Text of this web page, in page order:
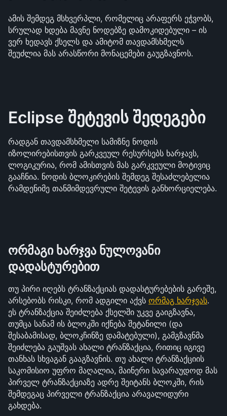
ამის შემდეგ მსხვერპლი, რომელიც არაფერს ეჭვობს,
სრულად ხდება მავნე ნოდებზე დამოკიდებული – ის
ვერ ხედავს ქსელს და ამიტომ თავდამსხმელს
შეუძლია მას არასწორი მონაცემები გაუგზავნოს.
Eclipse შეტევის შედეგები
რადგან თავდამსხმელი სამიზნე ნოდის
იზოლირებისთვის გარკვეულ რესურსებს ხარჯავს,
ლოგიკურია, რომ ამისთვის მას გარკვეული მოტივიც
გააჩნია. ნოდის ბლოკირების შემდეგ შესაძლებელია
რამდენიმე თანმიმდევრული შეტევის განხორციელება.
ორმაგი ხარჯვა ნულოვანი
დადასტურებით
თუ პირი იღებს ტრანზაქციას დადასტურებების გარეშე,
არსებობს რისკი, რომ ადგილი აქვს ორმაგ ხარჯვას.
ეს ტრანზაქცია შეიძლება ქსელში უკვე გაიგზავნა,
თუმცა სანამ ის ბლოკში იქნება შეტანილი (და
შესაბამისად, ბლოკჩინზე დამატებული), გამგზავნმა
შეიძლება გაუშვას ახალი ტრანზაქცია, რითიც იგივე
თანხას სხვაგან გააგზავნის. თუ ახალი ტრანზაქციის
საკომისიო უფრო მაღალია, მაინერი სავარაუდოდ მას
პირველ ტრანზაქციაზე ადრე შეიტანს ბლოკში, რის
შემდეგაც პირველი ტრანზაქცია არავალიდური
გახდება.